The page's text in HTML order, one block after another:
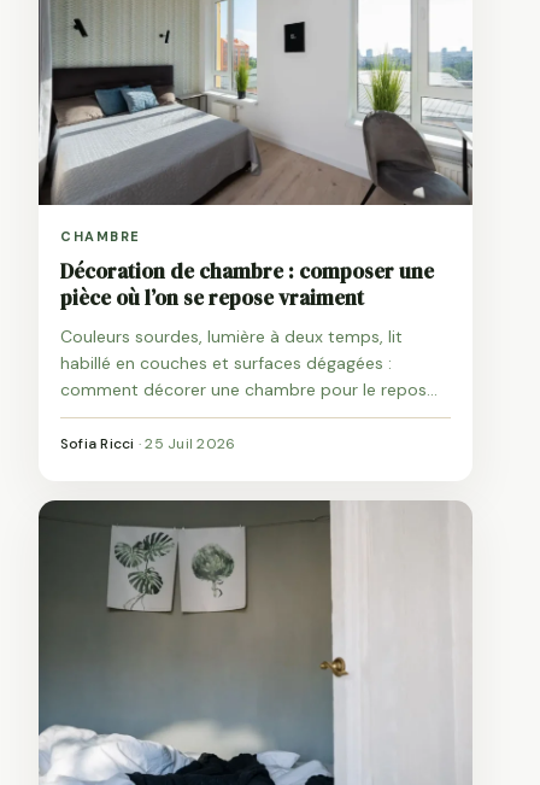
CHAMBRE
Décoration de chambre : composer une
pièce où l’on se repose vraiment
Couleurs sourdes, lumière à deux temps, lit
habillé en couches et surfaces dégagées :
comment décorer une chambre pour le repos
plutôt que pour la photo.
Sofia Ricci ·25 Juil 2026